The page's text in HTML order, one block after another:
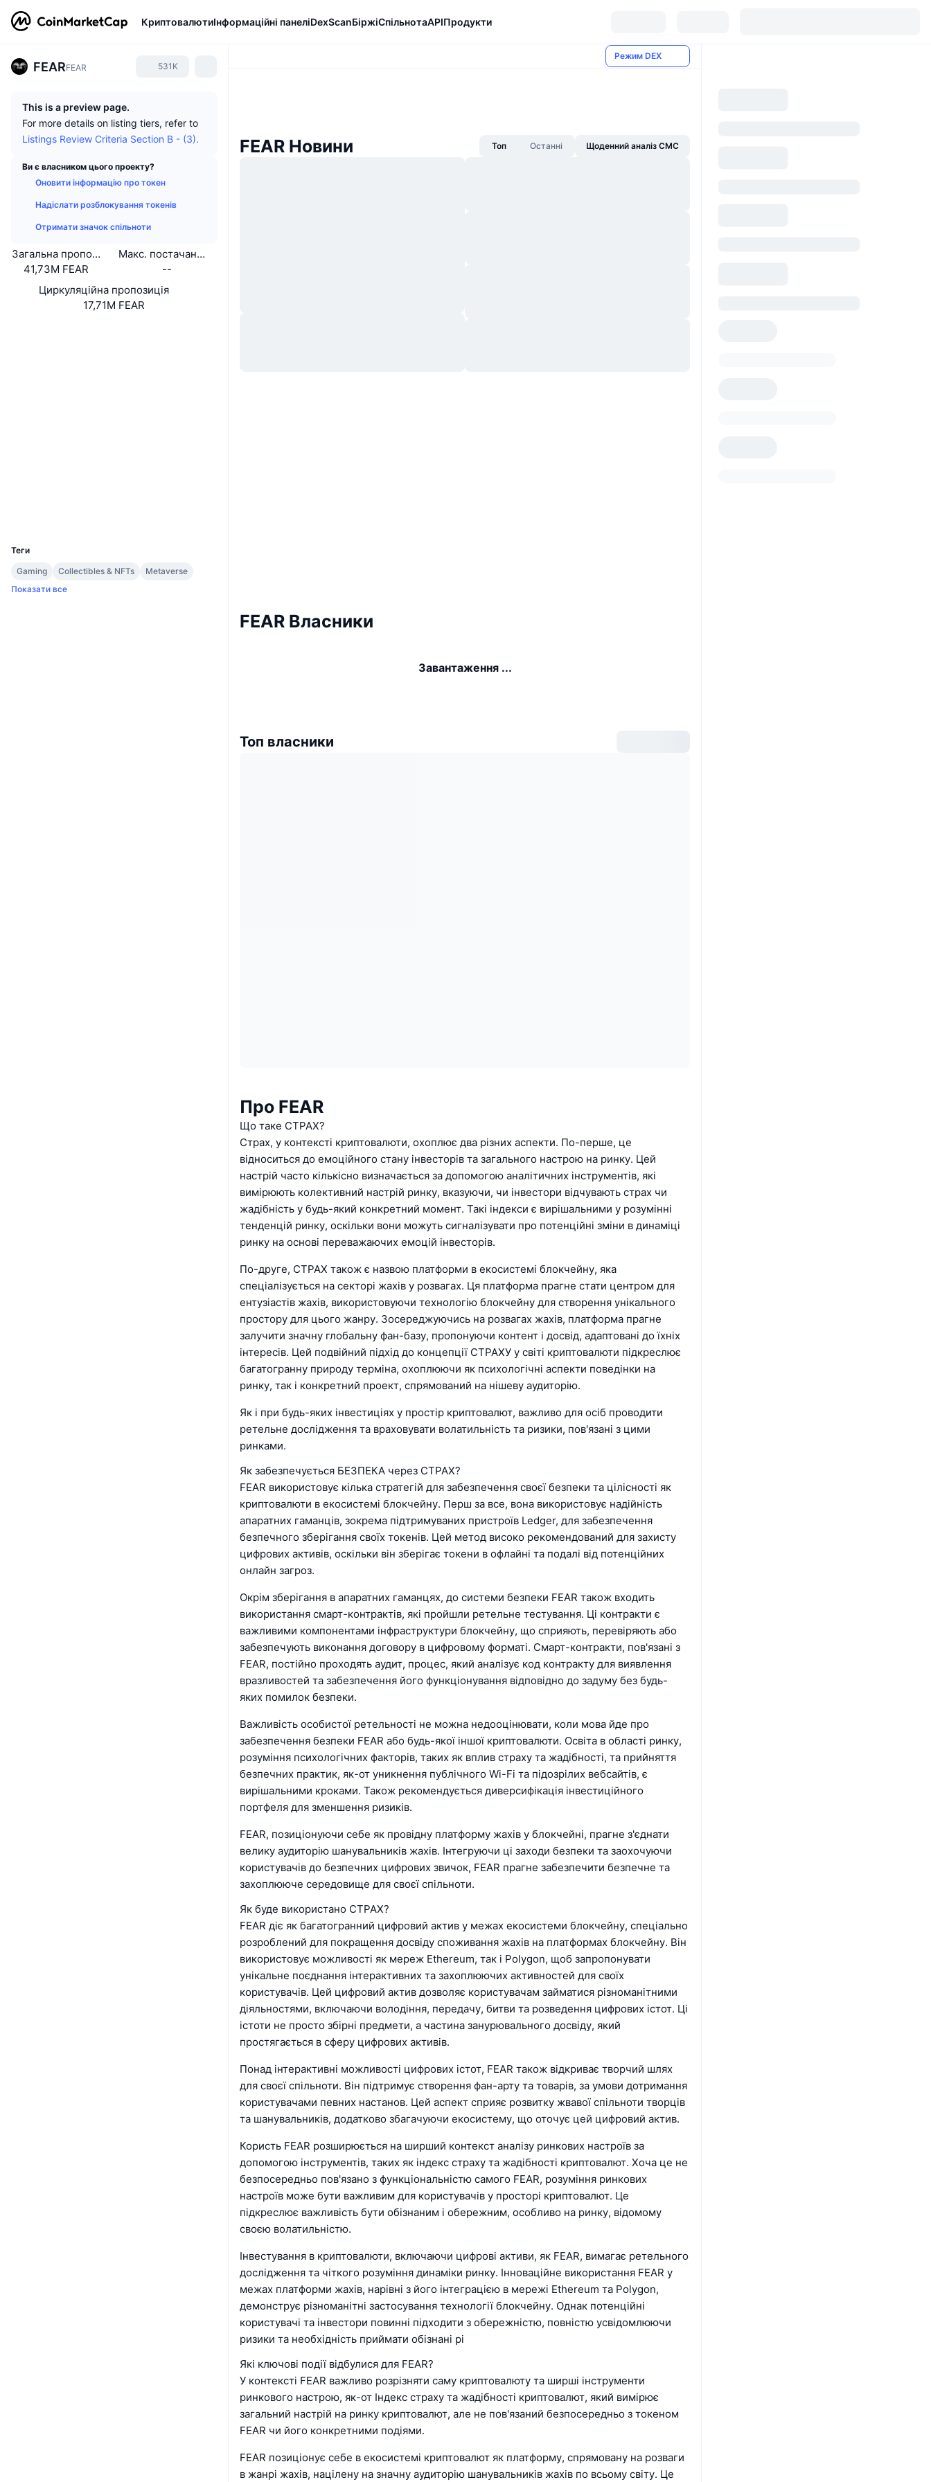
КриптовалютиІнформаційні панеліDexScanБіржіСпільнотаAPIПродукти
FEARFEAR 531K
This is a preview page.
For more details on listing tiers, refer to
Listings Review Criteria Section B - (3).
Ви є власником цього проекту?
Оновити інформацію про токен
Надіслати розблокування токенів
Отримати значок спільноти
Загальна пропозиція
41,73M FEAR
Макс. постачання
--
Циркуляційна пропозиція
17,71M FEAR
Теги
Gaming
Collectibles & NFTs
Metaverse
Показати все
Режим DEX
FEAR Новини Топ Останні Щоденний аналіз CMC
FEAR Власники
Завантаження ...
Топ власники
Про FEAR
Що таке СТРАХ?
Страх, у контексті криптовалюти, охоплює два різних аспекти. По-перше, це
відноситься до емоційного стану інвесторів та загального настрою на ринку. Цей
настрій часто кількісно визначається за допомогою аналітичних інструментів, які
вимірюють колективний настрій ринку, вказуючи, чи інвестори відчувають страх чи
жадібність у будь-який конкретний момент. Такі індекси є вирішальними у розумінні
тенденцій ринку, оскільки вони можуть сигналізувати про потенційні зміни в динаміці
ринку на основі переважаючих емоцій інвесторів.
По-друге, СТРАХ також є назвою платформи в екосистемі блокчейну, яка
спеціалізується на секторі жахів у розвагах. Ця платформа прагне стати центром для
ентузіастів жахів, використовуючи технологію блокчейну для створення унікального
простору для цього жанру. Зосереджуючись на розвагах жахів, платформа прагне
залучити значну глобальну фан-базу, пропонуючи контент і досвід, адаптовані до їхніх
інтересів. Цей подвійний підхід до концепції СТРАХУ у світі криптовалюти підкреслює
багатогранну природу терміна, охоплюючи як психологічні аспекти поведінки на
ринку, так і конкретний проект, спрямований на нішеву аудиторію.
Як і при будь-яких інвестиціях у простір криптовалют, важливо для осіб проводити
ретельне дослідження та враховувати волатильність та ризики, пов'язані з цими
ринками.
Як забезпечується БЕЗПЕКА через СТРАХ?
FEAR використовує кілька стратегій для забезпечення своєї безпеки та цілісності як
криптовалюти в екосистемі блокчейну. Перш за все, вона використовує надійність
апаратних гаманців, зокрема підтримуваних пристроїв Ledger, для забезпечення
безпечного зберігання своїх токенів. Цей метод високо рекомендований для захисту
цифрових активів, оскільки він зберігає токени в офлайні та подалі від потенційних
онлайн загроз.
Окрім зберігання в апаратних гаманцях, до системи безпеки FEAR також входить
використання смарт-контрактів, які пройшли ретельне тестування. Ці контракти є
важливими компонентами інфраструктури блокчейну, що сприяють, перевіряють або
забезпечують виконання договору в цифровому форматі. Смарт-контракти, пов'язані з
FEAR, постійно проходять аудит, процес, який аналізує код контракту для виявлення
вразливостей та забезпечення його функціонування відповідно до задуму без будь-
яких помилок безпеки.
Важливість особистої ретельності не можна недооцінювати, коли мова йде про
забезпечення безпеки FEAR або будь-якої іншої криптовалюти. Освіта в області ринку,
розуміння психологічних факторів, таких як вплив страху та жадібності, та прийняття
безпечних практик, як-от уникнення публічного Wi-Fi та підозрілих вебсайтів, є
вирішальними кроками. Також рекомендується диверсифікація інвестиційного
портфеля для зменшення ризиків.
FEAR, позиціонуючи себе як провідну платформу жахів у блокчейні, прагне з'єднати
велику аудиторію шанувальників жахів. Інтегруючи ці заходи безпеки та заохочуючи
користувачів до безпечних цифрових звичок, FEAR прагне забезпечити безпечне та
захоплююче середовище для своєї спільноти.
Як буде використано СТРАХ?
FEAR діє як багатогранний цифровий актив у межах екосистеми блокчейну, спеціально
розроблений для покращення досвіду споживання жахів на платформах блокчейну. Він
використовує можливості як мереж Ethereum, так і Polygon, щоб запропонувати
унікальне поєднання інтерактивних та захоплюючих активностей для своїх
користувачів. Цей цифровий актив дозволяє користувачам займатися різноманітними
діяльностями, включаючи володіння, передачу, битви та розведення цифрових істот. Ці
істоти не просто збірні предмети, а частина занурювального досвіду, який
простягається в сферу цифрових активів.
Понад інтерактивні можливості цифрових істот, FEAR також відкриває творчий шлях
для своєї спільноти. Він підтримує створення фан-арту та товарів, за умови дотримання
користувачами певних настанов. Цей аспект сприяє розвитку жвавої спільноти творців
та шанувальників, додатково збагачуючи екосистему, що оточує цей цифровий актив.
Користь FEAR розширюється на ширший контекст аналізу ринкових настроїв за
допомогою інструментів, таких як індекс страху та жадібності криптовалют. Хоча це не
безпосередньо пов'язано з функціональністю самого FEAR, розуміння ринкових
настроїв може бути важливим для користувачів у просторі криптовалют. Це
підкреслює важливість бути обізнаним і обережним, особливо на ринку, відомому
своєю волатильністю.
Інвестування в криптовалюти, включаючи цифрові активи, як FEAR, вимагає ретельного
дослідження та чіткого розуміння динаміки ринку. Інноваційне використання FEAR у
межах платформи жахів, нарівні з його інтеграцією в мережі Ethereum та Polygon,
демонструє різноманітні застосування технології блокчейну. Однак потенційні
користувачі та інвестори повинні підходити з обережністю, повністю усвідомлюючи
ризики та необхідність приймати обізнані рі
Які ключові події відбулися для FEAR?
У контексті FEAR важливо розрізняти саму криптовалюту та ширші інструменти
ринкового настрою, як-от Індекс страху та жадібності криптовалют, який вимірює
загальний настрій на ринку криптовалют, але не пов'язаний безпосередньо з токеном
FEAR чи його конкретними подіями.
FEAR позиціонує себе в екосистемі криптовалют як платформу, спрямовану на розваги
в жанрі жахів, націлену на значну аудиторію шанувальників жахів по всьому світу. Це